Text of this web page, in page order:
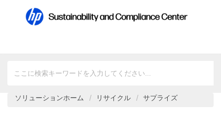
ソリューションホーム リサイクル サプライズ